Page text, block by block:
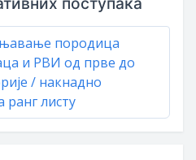
породица
и РВИ од прве до
/ накнадно
листу